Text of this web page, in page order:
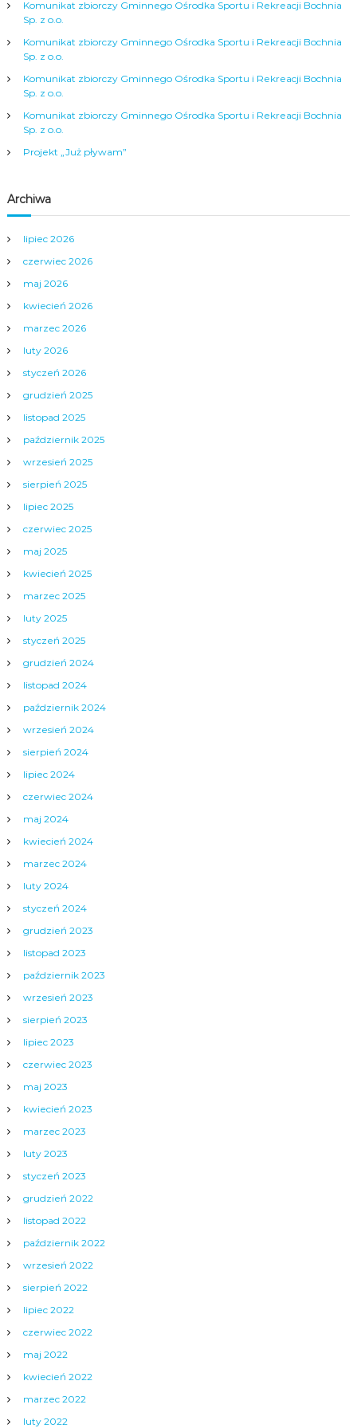
a
w
p
i
u
Komunikat zbiorczy Gminnego Ośrodka Sportu i Rekreacji Bochnia
Sp. z o.o.
Komunikat zbiorczy Gminnego Ośrodka Sportu i Rekreacji Bochnia
Sp. z o.o.
Komunikat zbiorczy Gminnego Ośrodka Sportu i Rekreacji Bochnia
Sp. z o.o.
Komunikat zbiorczy Gminnego Ośrodka Sportu i Rekreacji Bochnia
Sp. z o.o.
Projekt „Już pływam”
Archiwa
lipiec 2026
czerwiec 2026
maj 2026
kwiecień 2026
marzec 2026
luty 2026
styczeń 2026
grudzień 2025
listopad 2025
październik 2025
wrzesień 2025
sierpień 2025
lipiec 2025
czerwiec 2025
maj 2025
kwiecień 2025
marzec 2025
luty 2025
styczeń 2025
grudzień 2024
listopad 2024
październik 2024
wrzesień 2024
sierpień 2024
lipiec 2024
czerwiec 2024
maj 2024
kwiecień 2024
marzec 2024
luty 2024
styczeń 2024
grudzień 2023
listopad 2023
październik 2023
wrzesień 2023
sierpień 2023
lipiec 2023
czerwiec 2023
maj 2023
kwiecień 2023
marzec 2023
luty 2023
styczeń 2023
grudzień 2022
listopad 2022
październik 2022
wrzesień 2022
sierpień 2022
lipiec 2022
czerwiec 2022
maj 2022
kwiecień 2022
marzec 2022
luty 2022